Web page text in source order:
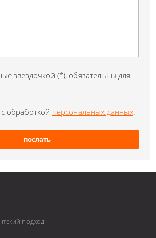
звездочкой (*), обязательны для
обработкой персональных данных.
послать
подход